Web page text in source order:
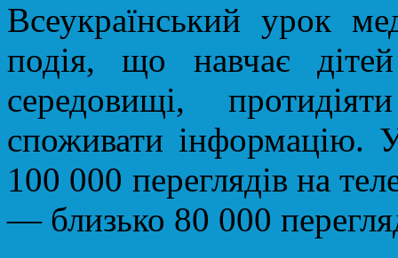
Всеукраїнський урок
подія, що навчає
середовищі,
споживати інформацію.
100 000 переглядів на
— близько 80 000